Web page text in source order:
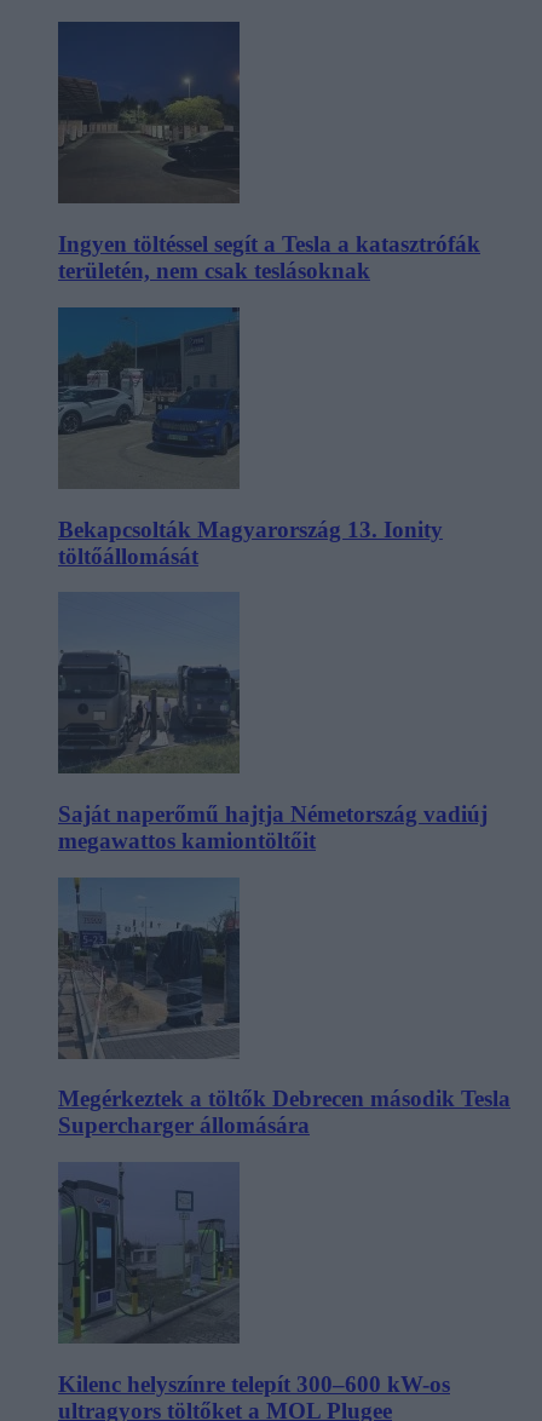
Ingyen töltéssel segít a Tesla a katasztrófák
területén, nem csak teslásoknak
Bekapcsolták Magyarország 13. Ionity
töltőállomását
Saját naperőmű hajtja Németország vadiúj
megawattos kamiontöltőit
Megérkeztek a töltők Debrecen második Tesla
Supercharger állomására
Kilenc helyszínre telepít 300–600 kW-os
ultragyors töltőket a MOL Plugee